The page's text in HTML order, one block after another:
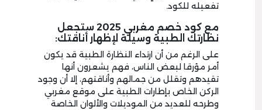
تفعيله للكود.
مع كود خصم مغربي 2025 ستجعل
نظارتك الطبية وسيلة لإظهار أناقتك:
على الرغم من أن ارتداء النظارة الطبية قد يكون
أمر مؤرقا لبعض الناس، فهم يشعرون أنها
تقيدهم وتقلل من جمالهم وأناقتهم، إلا أن وجود
الركن الخاص بإطارات الطبية على موقع مغربي
وطرحه للعديد من الموديلات والألوان الخاصة